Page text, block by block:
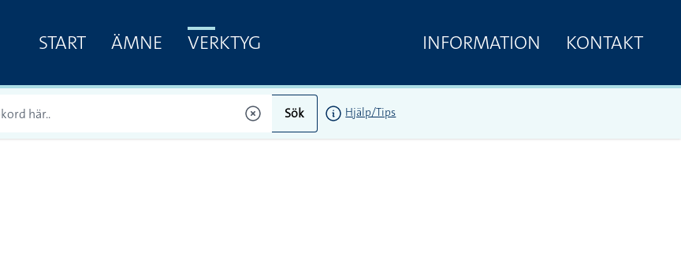
START ÄMNE VERKTYG INFORMATION KONTAKT
Sök Hjälp/Tips